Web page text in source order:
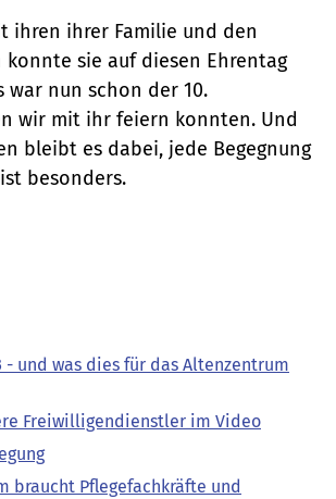
ihren ihrer Familie und den
sie auf diesen Ehrentag
war nun schon der 10.
wir mit ihr feiern konnten. Und
bleibt es dabei, jede Begegnung
besonders.
- und was dies für das Altenzentrum
Freiwilligendienstler im Video
braucht Pflegefachkräfte und